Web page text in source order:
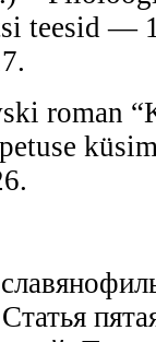
teesid —
roman